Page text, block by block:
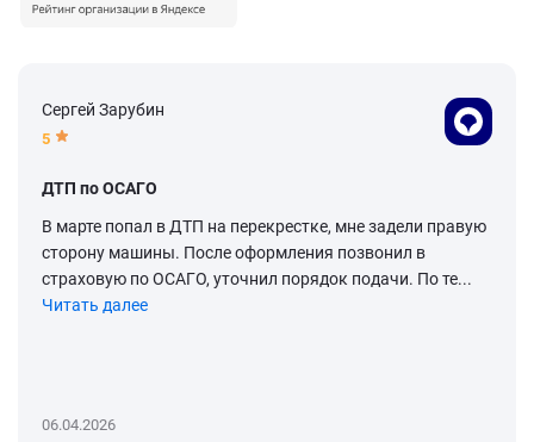
Сергей Зарубин
5
ДТП по ОСАГО
В марте попал в ДТП на перекрестке, мне задели правую
сторону машины. После оформления позвонил в
страховую по ОСАГО, уточнил порядок подачи. По те...
Читать далее
06.04.2026